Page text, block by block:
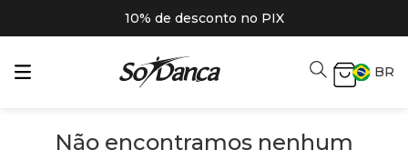
10% de desconto no PIX
BR
Não encontramos nenhum